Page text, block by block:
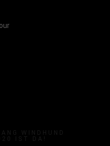
WINDHUND
IST DA!